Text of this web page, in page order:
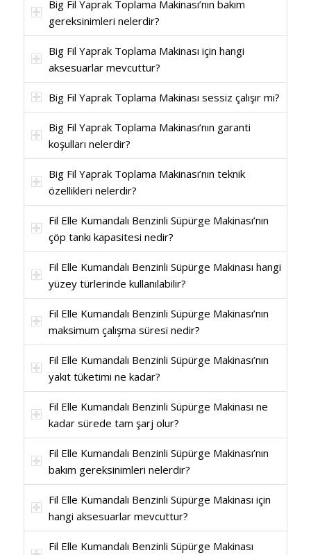
Big Fil Yaprak Toplama Makinası’nın bakım
gereksinimleri nelerdir?
Big Fil Yaprak Toplama Makinası için hangi
aksesuarlar mevcuttur?
Big Fil Yaprak Toplama Makinası sessiz çalışır mı?
Big Fil Yaprak Toplama Makinası’nın garanti
koşulları nelerdir?
Big Fil Yaprak Toplama Makinası’nın teknik
özellikleri nelerdir?
Fil Elle Kumandalı Benzinli Süpürge Makinası’nın
çöp tankı kapasitesi nedir?
Fil Elle Kumandalı Benzinli Süpürge Makinası hangi
yüzey türlerinde kullanılabilir?
Fil Elle Kumandalı Benzinli Süpürge Makinası’nın
maksimum çalışma süresi nedir?
Fil Elle Kumandalı Benzinli Süpürge Makinası’nın
yakıt tüketimi ne kadar?
Fil Elle Kumandalı Benzinli Süpürge Makinası ne
kadar sürede tam şarj olur?
Fil Elle Kumandalı Benzinli Süpürge Makinası’nın
bakım gereksinimleri nelerdir?
Fil Elle Kumandalı Benzinli Süpürge Makinası için
hangi aksesuarlar mevcuttur?
Fil Elle Kumandalı Benzinli Süpürge Makinası